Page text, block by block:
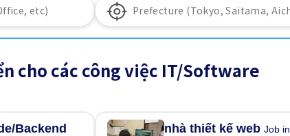
cho các công việc IT/Software
Backend
nhà thiết kế webJob in